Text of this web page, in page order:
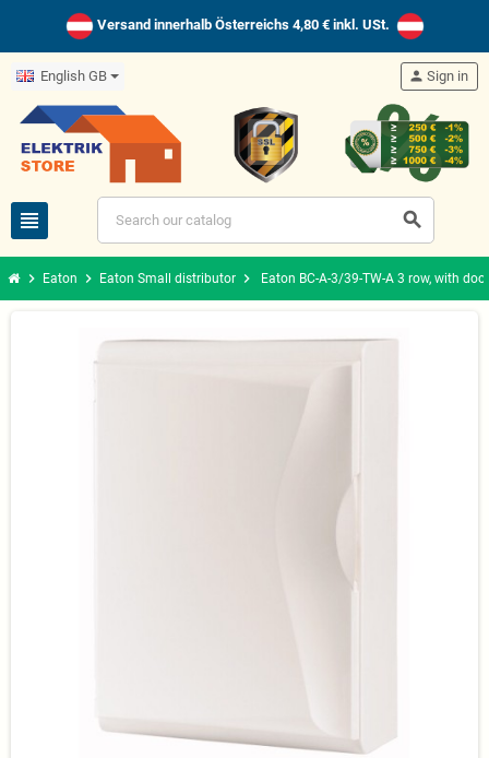
Versand innerhalb Österreichs 4,80 € inkl. USt.
English GB
view_headline search
person Sign in
chevron_right Eaton chevron_right Eaton Small distributor chevron_right Eaton BC-A-3/39-TW-A 3 row, with